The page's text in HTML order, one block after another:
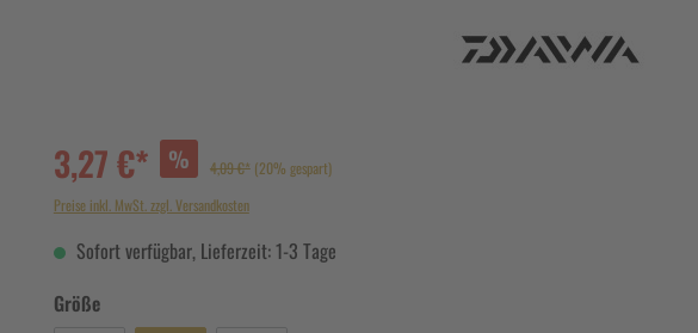
3,27 €* % 4,09 €* (20% gespart)
Preise inkl. MwSt. zzgl. Versandkosten
Sofort verfügbar, Lieferzeit: 1-3 Tage
Größe